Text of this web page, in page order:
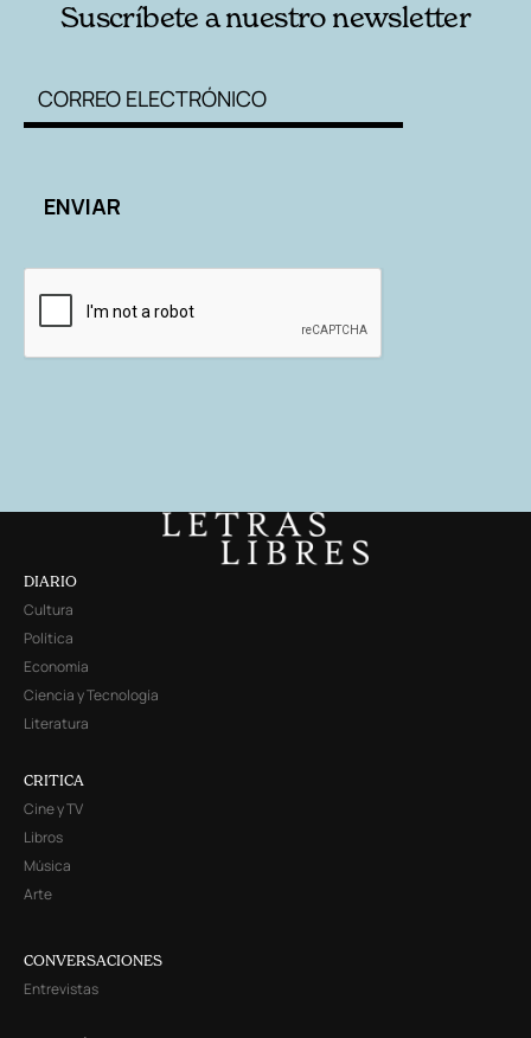
Suscríbete a nuestro newsletter
DIARIO
Cultura
Política
Economía
Ciencia y Tecnología
Literatura
CRITICA
Cine y TV
Libros
Música
Arte
CONVERSACIONES
Entrevistas